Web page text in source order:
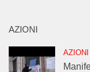
AZIONI
AZIONI